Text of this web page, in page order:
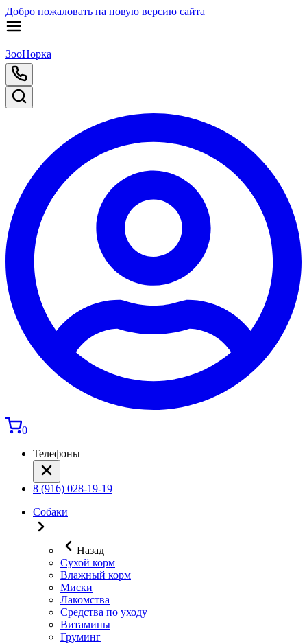
Добро пожаловать на новую версию сайта
ЗооНорка
0
Телефоны
8 (916) 028-19-19
Собаки
Назад
Сухой корм
Влажный корм
Миски
Лакомства
Средства по уходу
Витамины
Груминг